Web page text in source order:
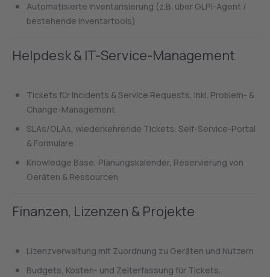
Automatisierte Inventarisierung (z.B. über GLPI-Agent /
bestehende Inventartools)
Helpdesk & IT-Service-Management
Tickets für Incidents & Service Requests, inkl. Problem- &
Change-Management
SLAs/OLAs, wiederkehrende Tickets, Self-Service-Portal
& Formulare
Knowledge Base, Planungskalender, Reservierung von
Geräten & Ressourcen
Finanzen, Lizenzen & Projekte
Lizenzverwaltung mit Zuordnung zu Geräten und Nutzern
Budgets, Kosten- und Zeiterfassung für Tickets,